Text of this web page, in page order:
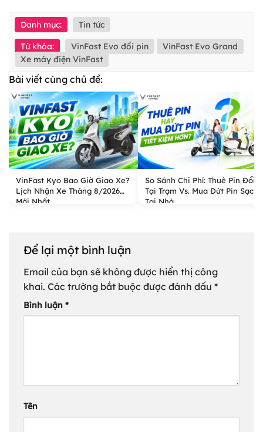
Danh mục: Tin tức
Từ khóa: VinFast Evo đổi pin
VinFast Evo Grand
Xe máy điện VinFast
Bài viết cùng chủ đề:
VinFast Kyo Bao Giờ Giao Xe?
Lịch Nhận Xe Tháng 8/2026
Mới Nhất
So Sánh Chi Phí: Thuê Pin Đổi
Tại Trạm Vs. Mua Đứt Pin Sạc
Tại Nhà
Để lại một bình luận
Email của bạn sẽ không được hiển thị công
khai. Các trường bắt buộc được đánh dấu *
Bình luận *
Tên